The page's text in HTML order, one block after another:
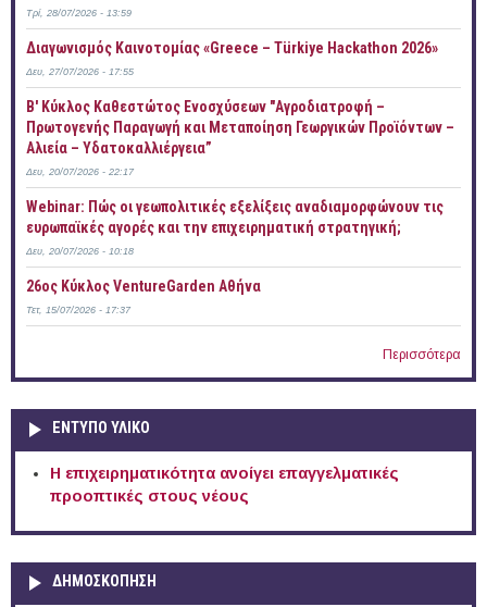
Τρί, 28/07/2026 - 13:59
Διαγωνισμός Καινοτομίας «Greece – Türkiye Hackathon 2026»
Δευ, 27/07/2026 - 17:55
B' Κύκλος Καθεστώτος Ενοσχύσεων "Αγροδιατροφή –
Πρωτογενής Παραγωγή και Μεταποίηση Γεωργικών Προϊόντων –
Αλιεία – Υδατοκαλλιέργεια”
Δευ, 20/07/2026 - 22:17
Webinar: Πώς οι γεωπολιτικές εξελίξεις αναδιαμορφώνουν τις
ευρωπαϊκές αγορές και την επιχειρηματική στρατηγική;
Δευ, 20/07/2026 - 10:18
26ος Κύκλος VentureGarden Αθήνα
Τετ, 15/07/2026 - 17:37
Περισσότερα
ΕΝΤΥΠΟ ΥΛΙΚΟ
Η επιχειρηματικότητα ανοίγει επαγγελματικές
προοπτικές στους νέους
ΔΗΜΟΣΚΟΠΗΣΗ